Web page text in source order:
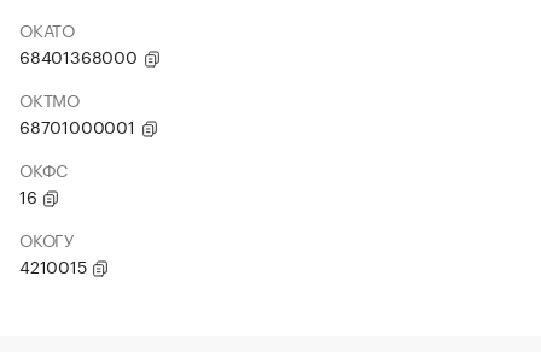
ОКАТО
68401368000
ОКТМО
68701000001
ОКФС
16
ОКОГУ
4210015